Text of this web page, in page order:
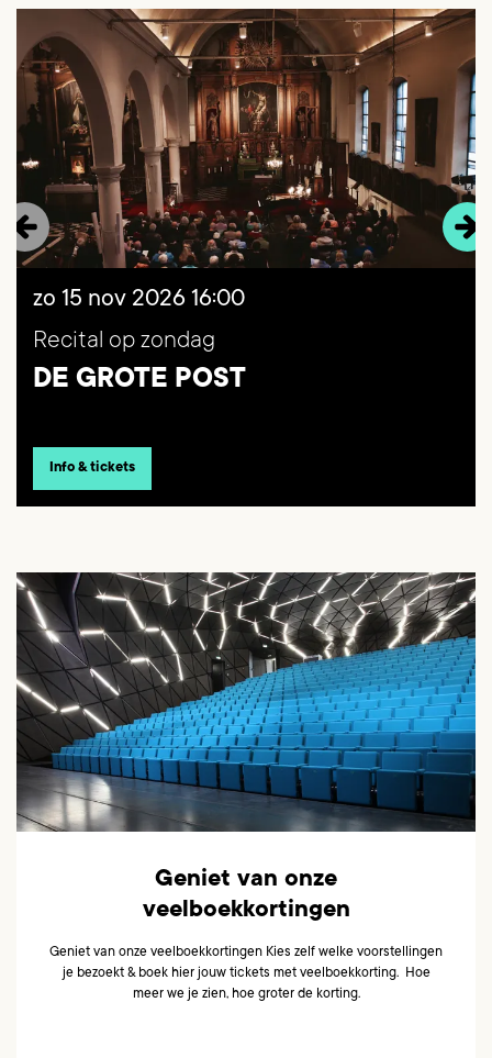
Recital op zondag
DE GROTE POST
zo 15 nov 2026 16:00
Info & tickets
Geniet van onze
veelboekkortingen
Geniet van onze veelboekkortingen Kies zelf welke voorstellingen
je bezoekt & boek hier jouw tickets met veelboekkorting. Hoe
meer we je zien, hoe groter de korting.